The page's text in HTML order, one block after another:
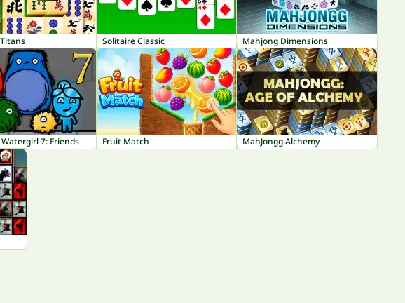
Solitaire Classic Mahjong Dimensions
Watergirl 7: Friends Fruit Match MahJongg Alchemy